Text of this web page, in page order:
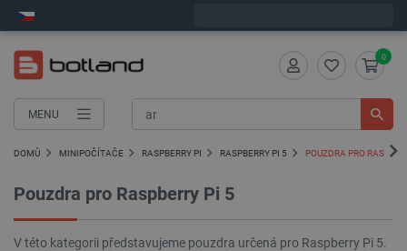
MENU
0
DOMŮ MINIPOČÍTAČE RASPBERRY PI RASPBERRY PI 5 POUZDRA PRO
Pouzdra pro Raspberry Pi 5
V této kategorii představujeme pouzdra určená pro Raspberry Pi 5.